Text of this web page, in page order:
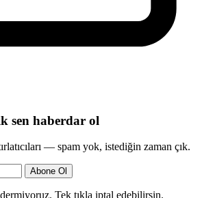
sen haberdar ol
— spam yok, istediğin zaman çık.
Abone Ol
Tek tıkla iptal edebilirsin.